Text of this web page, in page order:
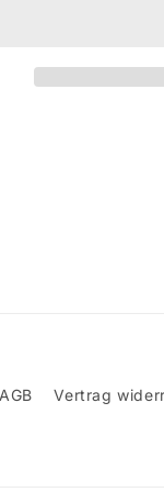
AGB Vertrag